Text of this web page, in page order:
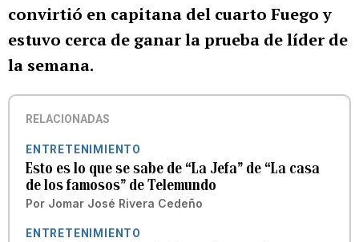
convirtió en capitana del cuarto Fuego y
estuvo cerca de ganar la prueba de líder de
la semana.
RELACIONADAS
ENTRETENIMIENTO
Esto es lo que se sabe de “La Jefa” de “La casa
de los famosos” de Telemundo
Por Jomar José Rivera Cedeño
ENTRETENIMIENTO